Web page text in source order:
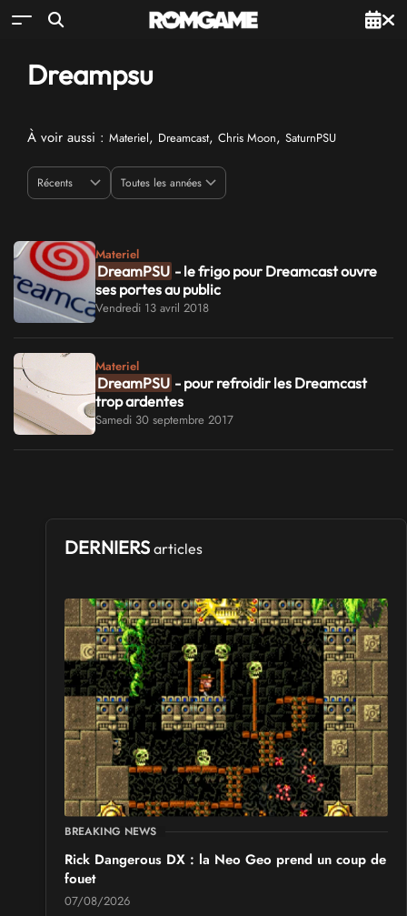
Dreampsu
À voir aussi : Materiel, Dreamcast, Chris Moon, SaturnPSU
Materiel
DreamPSU - le frigo pour Dreamcast ouvre
ses portes au public
Vendredi 13 avril 2018
Materiel
DreamPSU - pour refroidir les Dreamcast
trop ardentes
Samedi 30 septembre 2017
DERNIERS articles
BREAKING NEWS
Rick Dangerous DX : la Neo Geo prend un coup de
fouet
07/08/2026